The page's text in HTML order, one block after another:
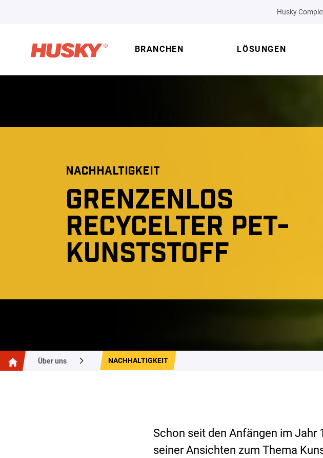
Husky
BRANCHEN LÖSUNGEN
NACHHALTIGKEIT
GRENZENLOS
RECYCELTER PET-
KUNSTSTOFF
Über uns NACHHALTIGKEIT
Schon seit den Anfängen im
seiner Ansichten zum Thema